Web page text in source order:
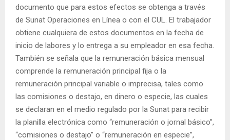
documento que para estos efectos se obtenga a través
de Sunat Operaciones en Línea o con el CUL. El trabajador
obtiene cualquiera de estos documentos en la fecha de
inicio de labores y lo entrega a su empleador en esa fecha.
También se señala que la remuneración básica mensual
comprende la remuneración principal fija o la
remuneración principal variable o imprecisa, tales como
las comisiones o destajo, en dinero o especie, las cuales
se declaran en el medio regulado por la Sunat para recibir
la planilla electrónica como “remuneración o jornal básico”,
“comisiones o destajo” o “remuneración en especie”,